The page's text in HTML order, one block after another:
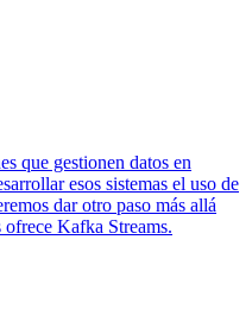
que gestionen datos en
esos sistemas el uso de
dar otro paso más allá
ofrece Kafka Streams.